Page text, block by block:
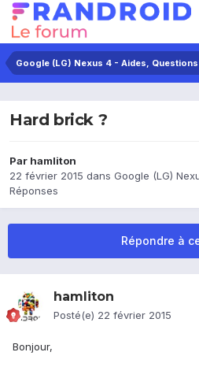
Google (LG) Nexus 4 - Aides,
Hard brick ?
Par hamliton
22 février 2015 dans Google (LG)
Réponses
Répondre à
hamliton
Posté(e) 22 février 2015
Bonjour,